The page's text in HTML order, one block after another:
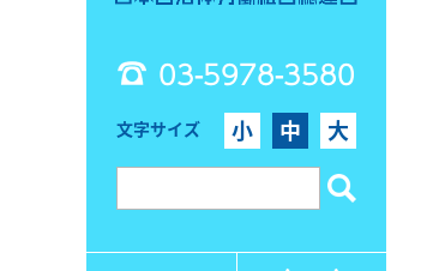
03-5978-3580
文字サイズ 小 中 大